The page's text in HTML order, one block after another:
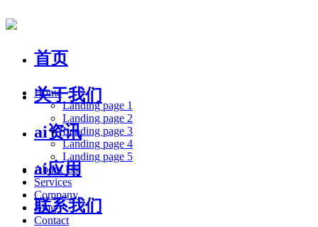
首页
关于我们
ai资讯
ai应用
联系我们
Home
Landing page 1
Landing page 2
Landing page 3
Landing page 4
Landing page 5
About Us
Services
Company
Blog
Contact